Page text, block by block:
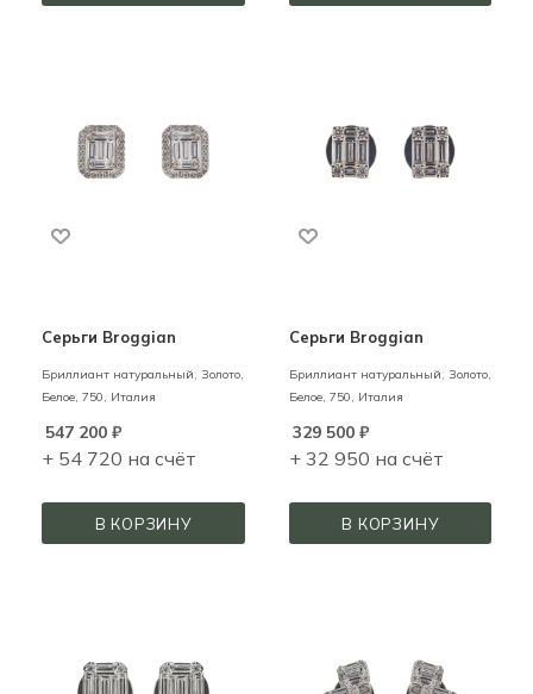
Серьги Broggian
Бриллиант натуральный, Золото,
Белое, 750, Италия
547 200 ₽
+ 54 720 на счёт
В КОРЗИНУ
Серьги Broggian
Бриллиант натуральный, Золото,
Белое, 750, Италия
329 500₽
+ 32 950 на счёт
В КОРЗИНУ